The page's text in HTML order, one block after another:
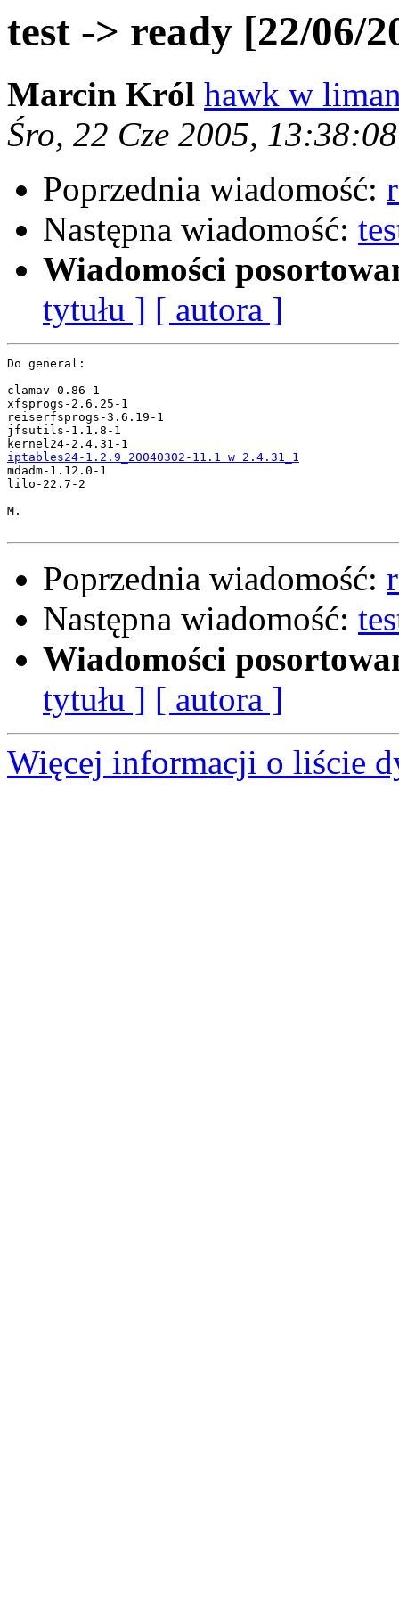
test -> ready [22/06/
Marcin Król hawk w
Śro, 22 Cze 2005,
Poprzednia wiadomość:
Następna wiadomość:
Wiadomości
tytułu ] [ autora ]
Do general:
clamav-0.86-1
xfsprogs-2.6.25-1
reiserfsprogs-3.6.19-1
jfsutils-1.1.8-1
iptables24-1.2.9_20040302-11.1 w 2.4.31_1
mdadm-1.12.0-1
lilo-22.7-2
M.
Poprzednia wiadomość:
Następna wiadomość:
Wiadomości
tytułu ] [ autora ]
Więcej informacji o liście